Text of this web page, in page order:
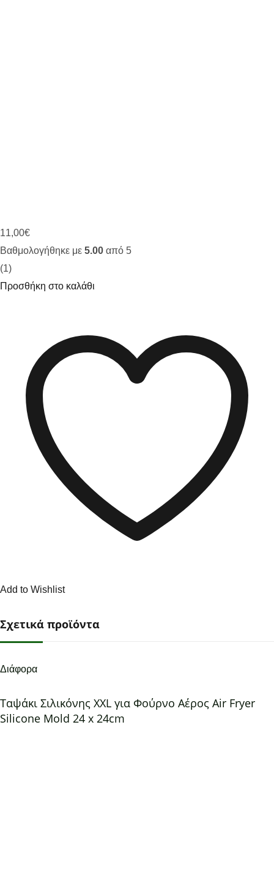
11,00€
Βαθμολογήθηκε με 5.00 από 5
(1)
Προσθήκη στο καλάθι
Add to Wishlist
Σχετικά προϊόντα
Διάφορα
Ταψάκι Σιλικόνης XXL για Φούρνο Αέρος Air Fryer
Silicone Mold 24 x 24cm